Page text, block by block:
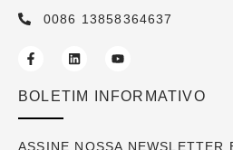
0086 13858364637
BOLETIM INFORMATIVO
ASSINE NOSSA NEWSLETTER